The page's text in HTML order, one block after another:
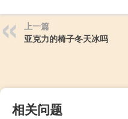
上一篇
亚克力的椅子冬天冰吗
相关问题